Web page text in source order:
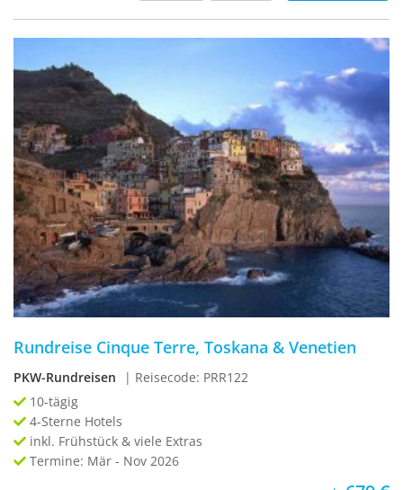
Rundreise Cinque Terre, Toskana & Venetien
PKW-Rundreisen
| Reisecode: PRR122
10-tägig
4-Sterne Hotels
inkl. Frühstück & viele Extras
Termine: Mär - Nov 2026